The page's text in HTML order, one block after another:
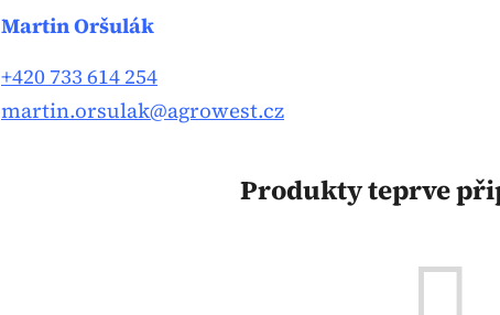
Martin Oršulák
+420 733 614 254
martin.orsulak@agrowest.cz
Produkty teprve